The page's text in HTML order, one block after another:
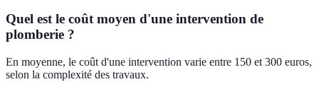
Quel est le coût moyen d'une intervention de
plomberie ?
En moyenne, le coût d'une intervention varie entre 150 et 300 euros,
selon la complexité des travaux.